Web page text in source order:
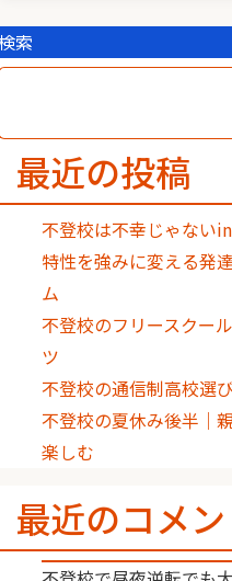
索
最近の投稿
不登校は不幸じゃない
特性を強みに変える発
ム
不登校のフリースクー
ツ
不登校の通信制高校選
不登校の夏休み後半｜
楽しむ
最近のコメン